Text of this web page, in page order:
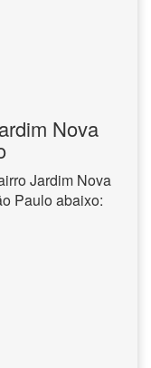
Nova
Jardim Nova
Paulo abaixo: